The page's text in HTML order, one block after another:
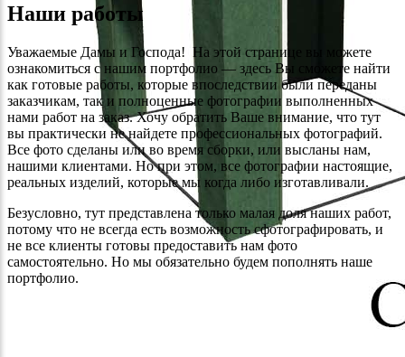
Наши работы
Уважаемые Дамы и Господа! На этой странице вы можете
ознакомиться с нашим портфолио — здесь Вы сможете найти
как готовые работы, которые впоследствии были переданы
заказчикам, так и полноценные фотографии выполненных
нами работ на заказ. Хочу обратить Ваше внимание, что тут
вы практически не найдете профессиональных фотографий.
Все фото сделаны или во время сборки, или высланы нам,
нашими клиентами. Но при этом, все фотографии настоящие,
реальных изделий, которые мы когда либо изготавливали.
Безусловно, тут представлена только малая доля наших работ,
потому что не всегда есть возможность сфотографировать, и
не все клиенты готовы предоставить нам фото
самостоятельно. Но мы обязательно будем пополнять наше
портфолио.